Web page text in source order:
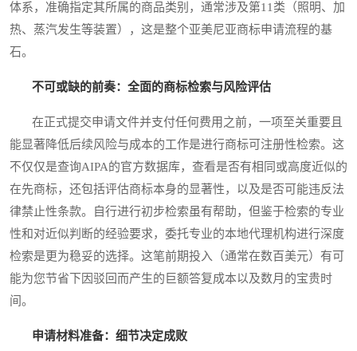
体系，准确指定其所属的商品类别，通常涉及第11类（照明、加
热、蒸汽发生等装置），这是整个亚美尼亚商标申请流程的基
石。
不可或缺的前奏：全面的商标检索与风险评估
在正式提交申请文件并支付任何费用之前，一项至关重要且
能显著降低后续风险与成本的工作是进行商标可注册性检索。这
不仅仅是查询AIPA的官方数据库，查看是否有相同或高度近似的
在先商标，还包括评估商标本身的显著性，以及是否可能违反法
律禁止性条款。自行进行初步检索虽有帮助，但鉴于检索的专业
性和对近似判断的经验要求，委托专业的本地代理机构进行深度
检索是更为稳妥的选择。这笔前期投入（通常在数百美元）有可
能为您节省下因驳回而产生的巨额答复成本以及数月的宝贵时
间。
申请材料准备：细节决定成败